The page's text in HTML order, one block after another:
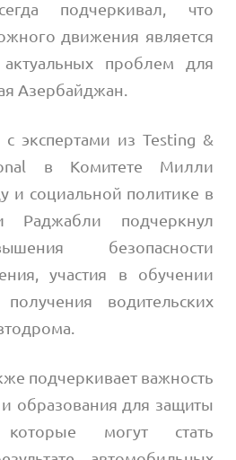
подчеркивал, что
движения является
проблем для
Азербайджан.
экспертами из Testing &
в Комитете Милли
и социальной политике в
Раджабли подчеркнул
безопасности
участия в обучении
водительских
подчеркивает важность
образования для защиты
могут стать